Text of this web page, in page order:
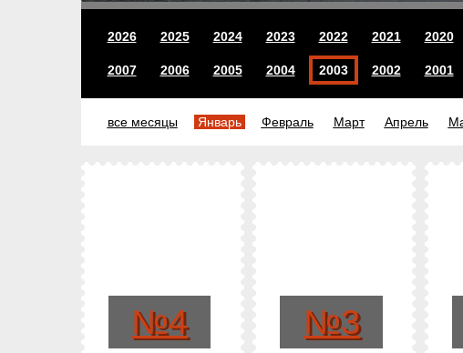
2026 2025 2024 2023 2022 2021 2020
2007 2006 2005 2004 2003 2002 2001
все месяцы Январь Февраль Март Апрель
№4 №3